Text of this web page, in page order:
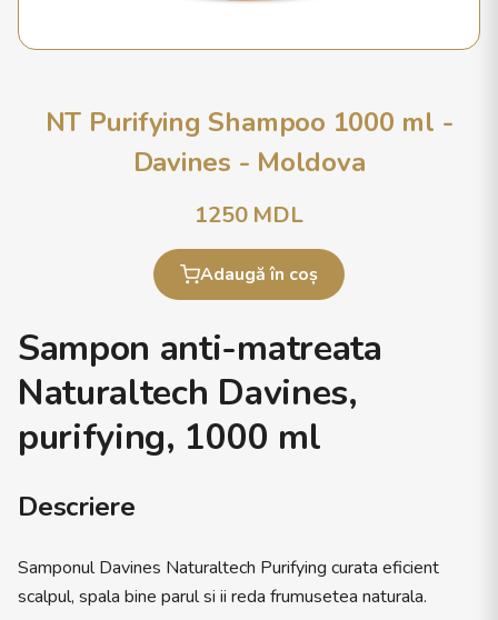
NT Purifying Shampoo 1000 ml -
Davines - Moldova
1250MDL
Adaugă în coș
Sampon anti-matreata
Naturaltech Davines,
purifying, 1000 ml
Descriere
Samponul Davines Naturaltech Purifying curata eficient
scalpul, spala bine parul si ii reda frumusetea naturala.